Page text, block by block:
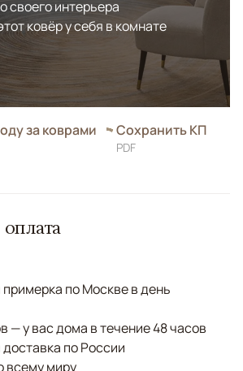
своего интерьера
ковёр у себя в комнате
за коврами Сохранить КП
PDF
по Москве в день
— у вас дома в течение 48 часов
по России
всему миру